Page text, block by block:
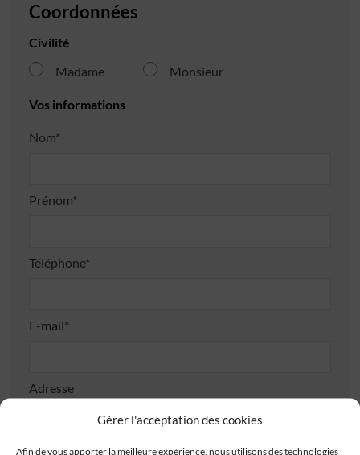
Gérer l'acceptation des cookies
Afin de vous apporter la meilleure expérience, nous utilisons des technologies
Coordonnées
Civilité
Madame
Monsieur
Vos informations
Nom*
Prénom*
Téléphone*
E-mail*
Adresse